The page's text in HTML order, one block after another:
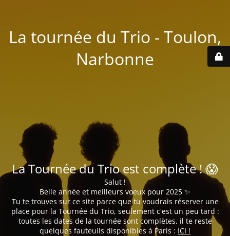
La tournée du Trio - Toulon,
Narbonne
La Tournée du Trio est complète ! 😱
Salut !
Belle année et meilleurs voeux pour 2025 ✨
Tu te trouves sur ce site parce que tu voudrais réserver une
place pour la Tournée du Trio, seulement c'est un peu tard :
toutes les dates de la tournée sont complètes, il te reste
quelques fauteuils disponibles à Paris : ICI !